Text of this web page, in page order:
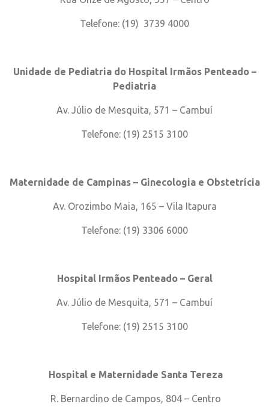
Telefone: (19) 3739 4000
Unidade de Pediatria do Hospital Irmãos Penteado –
Pediatria
Av. Júlio de Mesquita, 571 – Cambuí
Telefone: (19) 2515 3100
Maternidade de Campinas – Ginecologia e Obstetrícia
Av. Orozimbo Maia, 165 – Vila Itapura
Telefone: (19) 3306 6000
Hospital Irmãos Penteado – Geral
Av. Júlio de Mesquita, 571 – Cambuí
Telefone: (19) 2515 3100
Hospital e Maternidade Santa Tereza
R. Bernardino de Campos, 804 – Centro